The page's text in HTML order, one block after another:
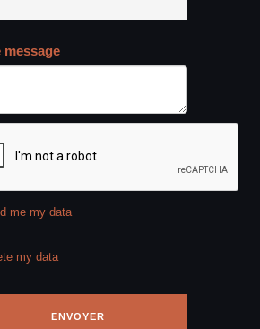
message
me my data
my data